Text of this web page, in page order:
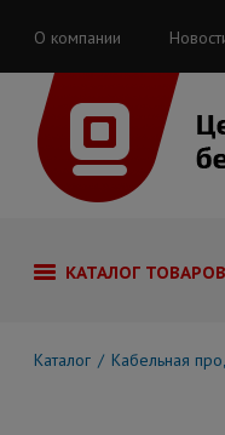
О компании
КАТАЛОГ ТОВАРОВ
Каталог Кабельная